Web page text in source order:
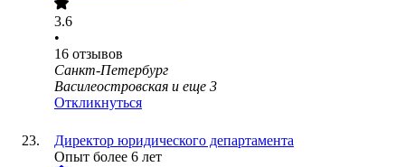
3.6
•
16 отзывов
Санкт-Петербург
Василеостровская и еще 3
Откликнуться
Директор юридического департамента
Опыт более 6 лет